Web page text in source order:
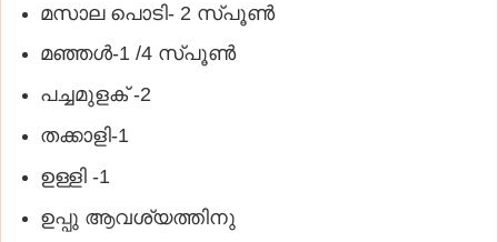
മസാല പൊടി- 2 സ്പൂണ്‍
മഞ്ഞള്‍-1 /4 സ്പൂണ്‍
പച്ചമുളക് -2
തക്കാളി-1
ഉള്ളി -1
ഉപ്പു ആവശ്യത്തിനു